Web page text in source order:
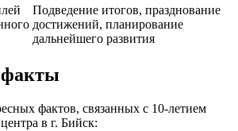
Подведение итогов, празднование
достижений, планирование
дальнейшего развития
фактов, связанных с 10-летием
в г. Бийск: